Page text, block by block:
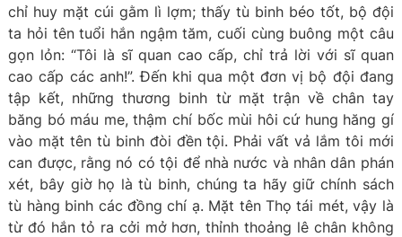
chỉ huy mặt cúi gằm lì lợm; thấy tù binh béo tốt, bộ đội
ta hỏi tên tuổi hắn ngậm tăm, cuối cùng buông một câu
gọn lỏn: “Tôi là sĩ quan cao cấp, chỉ trả lời với sĩ quan
cao cấp các anh!”. Đến khi qua một đơn vị bộ đội đang
tập kết, những thương binh từ mặt trận về chân tay
băng bó máu me, thậm chí bốc mùi hôi cứ hung hăng gí
vào mặt tên tù binh đòi đền tội. Phải vất vả lắm tôi mới
can được, rằng nó có tội để nhà nước và nhân dân phán
xét, bây giờ họ là tù binh, chúng ta hãy giữ chính sách
tù hàng binh các đồng chí ạ. Mặt tên Thọ tái mét, vậy là
từ đó hắn tỏ ra cởi mở hơn, thỉnh thoảng lê chân không